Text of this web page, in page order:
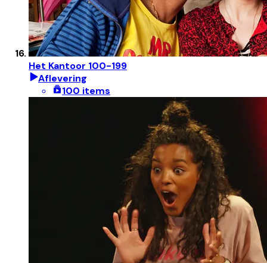
Het Kantoor 100-199
Aflevering
100 items